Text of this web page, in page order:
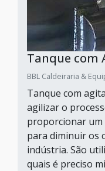
Tanque com
BBL Caldeiraria &
Tanque com
agilizar o
proporcionar um
para diminuir os
indústria. São
quais é preciso